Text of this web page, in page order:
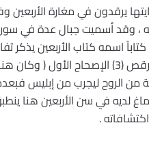
يرقدون في مغارة الأربعين
أسميت جبال عدة في سوريا
اسمه كتاب الأربعين يذكر
في مقدسات غير المسلمين بكثرة ندرس منها نموذجاً ما
يسوع إلى البرية من الروح ليجرب من
الدماغ لديه في سن الأربعين
.